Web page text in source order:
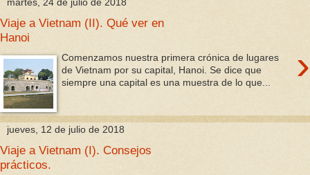
martes, 24 de julio de 2018
Viaje a Vietnam (II). Qué ver en
Hanoi
›
Comenzamos nuestra primera crónica de lugares
de Vietnam por su capital, Hanoi. Se dice que
siempre una capital es una muestra de lo que...
jueves, 12 de julio de 2018
Viaje a Vietnam (I). Consejos
prácticos.